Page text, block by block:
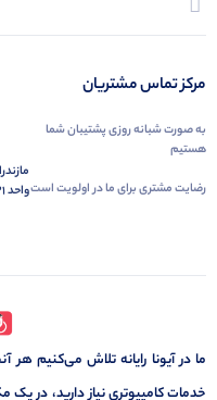
مرکز تماس مشتریان
به صورت شبانه روزی پشتیبان شما
هستیم
رضایت مشتری برای ما در اولویت استواحد 31
ما در آیونا رایانه تلاش می‌کنیم
خدمات کامپیوتری نیاز دارید، در